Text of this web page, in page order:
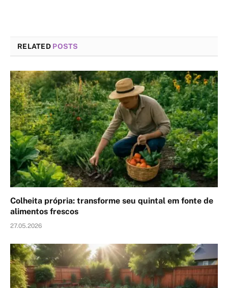
RELATED POSTS
Colheita própria: transforme seu quintal em fonte de
alimentos frescos
27.05.2026